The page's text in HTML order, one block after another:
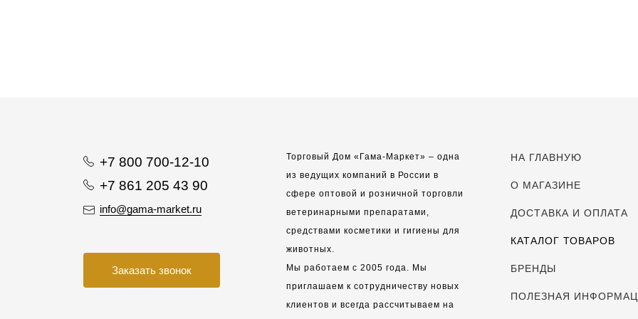
+7 800 700-12-10
+7 861 205 43 90
info@gama-market.ru
Заказать звонок
Торговый Дом «Гама-Маркет» – одна
из ведущих компаний в России в
сфере оптовой и розничной торговли
ветеринарными препаратами,
средствами косметики и гигиены для
животных.
Мы работаем с 2005 года. Мы
приглашаем к сотрудничеству новых
клиентов и всегда рассчитываем на
НА ГЛАВНУЮ
О МАГАЗИНЕ
ДОСТАВКА И ОПЛАТА
КАТАЛОГ ТОВАРОВ
БРЕНДЫ
ПОЛЕЗНАЯ